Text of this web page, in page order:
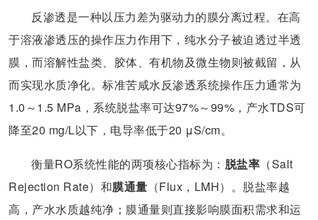
反渗透是一种以压力差为驱动力的膜分离过程。在高
于溶液渗透压的操作压力作用下，纯水分子被迫透过半透
膜，而溶解性盐类、胶体、有机物及微生物则被截留，从
而实现水质净化。标准苦咸水反渗透系统操作压力通常为
1.0～1.5 MPa，系统脱盐率可达97%～99%，产水TDS可
降至20 mg/L以下，电导率低于20 μS/cm。
衡量RO系统性能的两项核心指标为： 脱盐率 （Salt
Rejection Rate）和膜通量 （Flux，LMH）。脱盐率越
高，产水水质越纯净；膜通量则直接影响膜面积需求和运